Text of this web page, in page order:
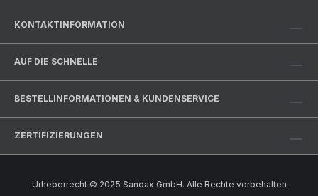
KONTAKTINFORMATION
AUF DIE SCHNELLE
BESTELLINFORMATIONEN & KUNDENSERVICE
ZERTIFIZIERUNGEN
Urheberrecht © 2025 Sandax GmbH. Alle Rechte vorbehalten